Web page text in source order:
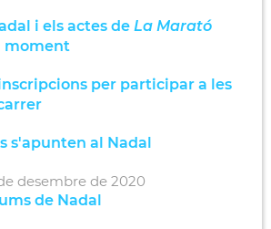
i els actes de La Marató
moment
per participar a les
s'apunten al Nadal
desembre de 2020
de Nadal